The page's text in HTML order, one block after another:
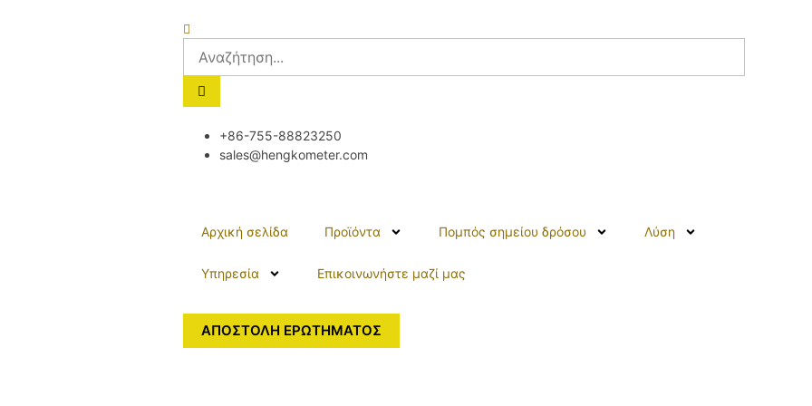
+86-755-88823250
sales@hengkometer.com
Αρχική σελίδα Προϊόντα Πομπός σημείου δρόσου Λύση
Υπηρεσία Επικοινωνήστε μαζί μας
ΑΠΟΣΤΟΛΗ ΕΡΩΤΗΜΑΤΟΣ